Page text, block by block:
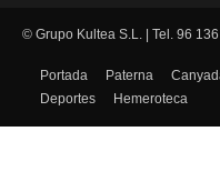
© Grupo Kultea S.L. | Tel. 96
Portada Paterna
Deportes
Hemeroteca